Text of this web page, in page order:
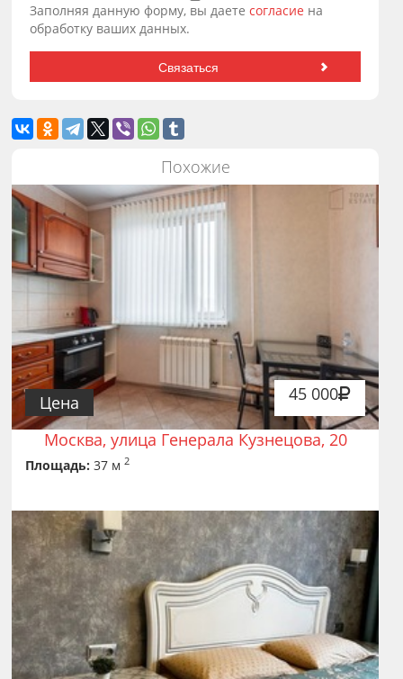
Заполняя данную форму, вы даетесогласие на
обработку ваших данных.
Похожие
45 000
Цена
Москва, улица Генерала Кузнецова, 20
Площадь: 37 м2